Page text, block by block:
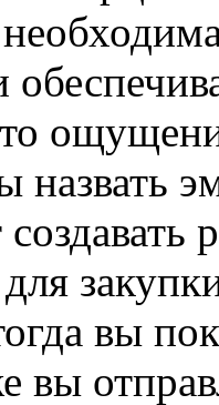
вы